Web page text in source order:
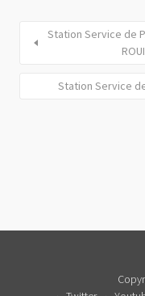
Station Service de
Station Service